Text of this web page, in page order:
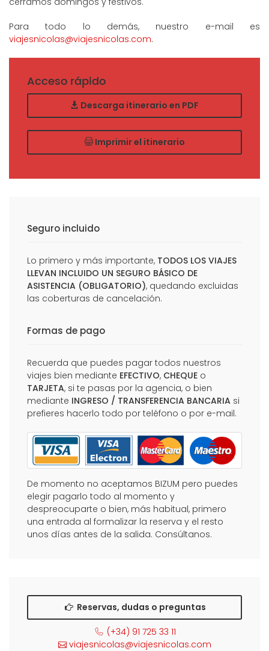
Para todo lo demás, nuestro e-mail es
viajesnicolas@viajesnicolas.com.
Acceso rápido
Descarga itinerario en PDF
Imprimir el itinerario
Seguro incluido
Lo primero y más importante, TODOS LOS VIAJES
LLEVAN INCLUIDO UN SEGURO BÁSICO DE
ASISTENCIA (OBLIGATORIO), quedando excluidas
las coberturas de cancelación.
Formas de pago
Recuerda que puedes pagar todos nuestros
viajes bien mediante EFECTIVO, CHEQUE o
TARJETA, si te pasas por la agencia, o bien
mediante INGRESO / TRANSFERENCIA BANCARIA si
prefieres hacerlo todo por teléfono o por e-mail.
De momento no aceptamos BIZUM pero puedes
elegir pagarlo todo al momento y
despreocuparte o bien, más habitual, primero
una entrada al formalizar la reserva y el resto
unos días antes de la salida. Consúltanos.
Reservas, dudas o preguntas
(+34) 91 725 33 11
viajesnicolas@viajesnicolas.com